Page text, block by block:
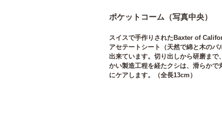
ポケットコーム（写真中央）
スイスで手作りされたBaxter of
アセテートシート（天然で綿と木の
出来ています。切り出しから研磨ま
かい製造工程を経たクシは、滑らか
にケアします。（全長13cm）